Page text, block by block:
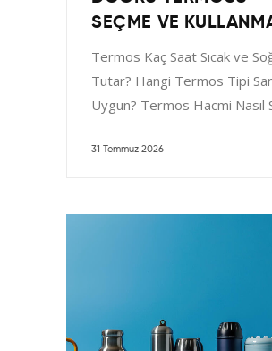
SEÇME VE
Termos Kaç Saat Sıcak ve
Tutar? Hangi Termos Tipi
Uygun? Termos Hacmi Nasıl
31 Temmuz 2026